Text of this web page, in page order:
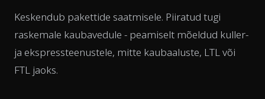
Keskendub pakettide saatmisele. Piiratud tugi
raskemale kaubavedule - peamiselt mõeldud kuller-
ja ekspressteenustele, mitte kaubaaluste, LTL või
FTL jaoks.